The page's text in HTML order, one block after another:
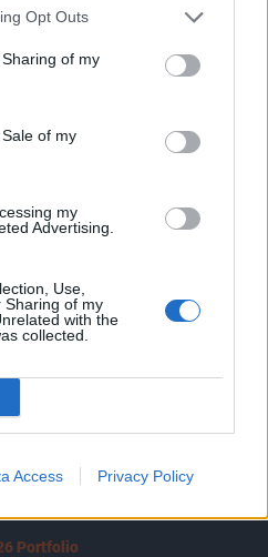
Opt Outs
of my
of my
my
Advertising.
Use,
Sharing of my
with the
collected.
Access Privacy Policy
hírarchívumához
előfizetéses
tartalmazza:
2 év napon belüli
BEJELENTKEZÉS
Portfolio